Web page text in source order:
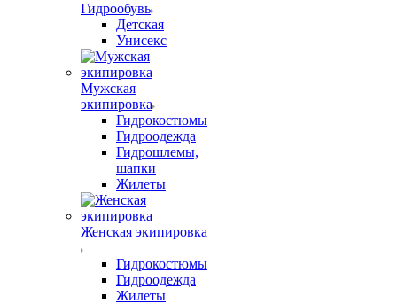
Гидрообувь
Детская
Унисекс
Мужская
экипировка
Гидрокостюмы
Гидроодежда
Гидрошлемы,
шапки
Жилеты
Женская экипировка
Гидрокостюмы
Гидроодежда
Жилеты